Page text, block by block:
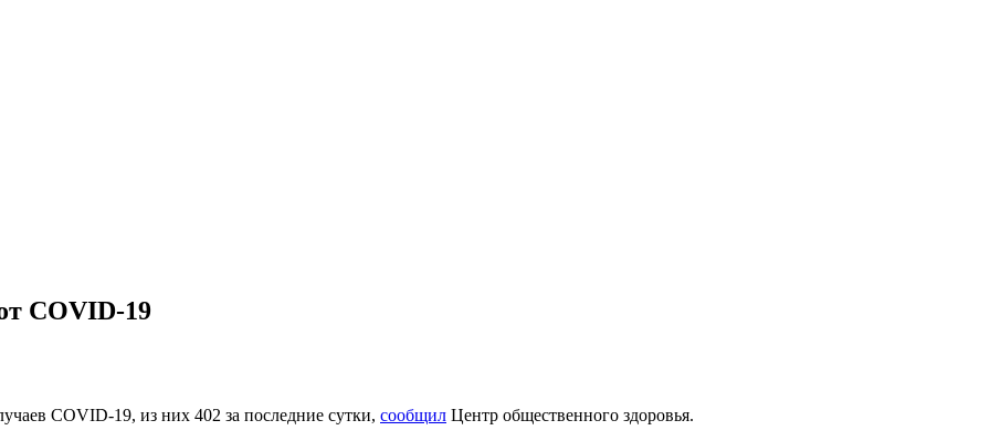
COVID-19
COVID-19, из них 402 за последние сутки, сообщил Центр общественного здоровья.